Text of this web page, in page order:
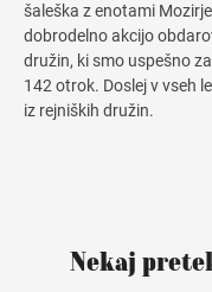
šaleška z enotami
dobrodelno akcijo
družin, ki smo uspešno
142 otrok. Doslej v vseh
iz rejniških družin.
Nekaj